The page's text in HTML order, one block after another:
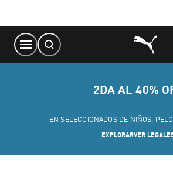
Content
2DA AL 40%
EN SELECCIONADOS DE NIÑOS,
EXPLORARVER